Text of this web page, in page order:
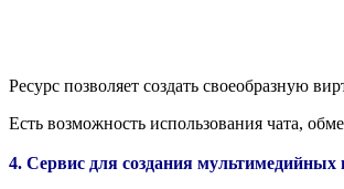
Ресурс позволяет создать своеобразную
Есть возможность использования чата,
4. Сервис для создания